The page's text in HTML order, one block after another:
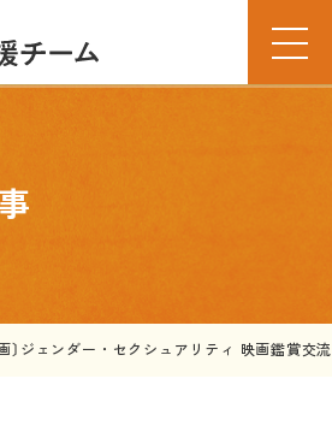
〕ジェンダー・セクシュアリティ 映画鑑賞交